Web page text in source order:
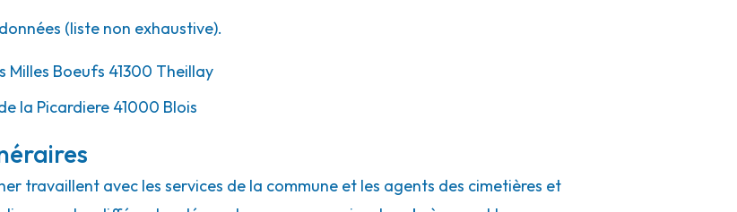
(liste non exhaustive).
Milles Boeufs 41300 Theillay
la Picardiere 41000 Blois
travaillent avec les services de la commune et les agents des cimetières et